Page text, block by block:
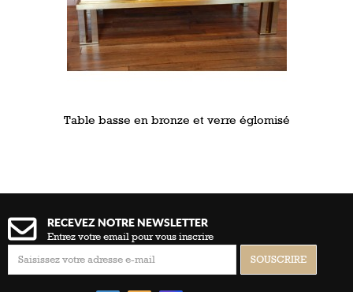
Table basse en bronze et verre églomisé
RECEVEZ NOTRE NEWSLETTER
Entrez votre email pour vous inscrire